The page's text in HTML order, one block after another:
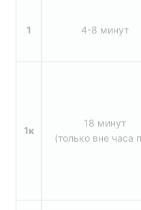
1 4-8 минут
1к
18 минут
(только вне часа